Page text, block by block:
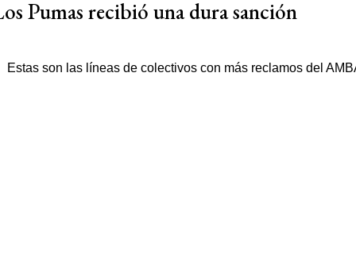
Pumas recibió una dura sanción